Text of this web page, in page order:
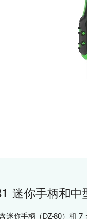
迷你手柄和
迷你手柄（DZ-80）和